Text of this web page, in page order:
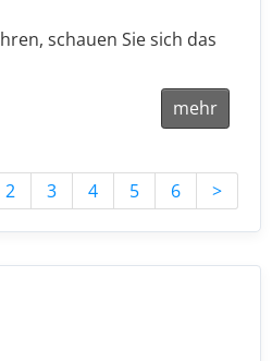
schauen Sie sich das
mehr
2 3 4 5 6 >